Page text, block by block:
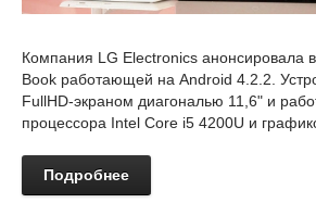
Компания LG Electronics анонсировала
Book работающей на Android 4.2.2.
FullHD-экраном диагональю 11,6" и
процессора Intel Core i5 4200U и
Подробнее